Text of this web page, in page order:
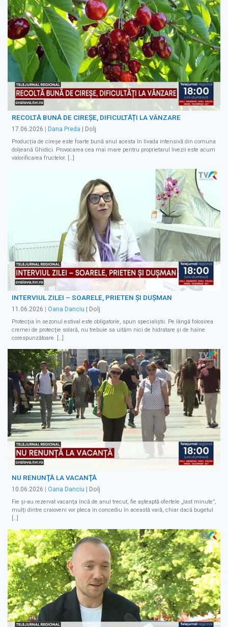
RECOLTĂ BUNĂ DE CIREȘE, DIFICULTĂȚI LA VÂNZARE
17.06.2026 Dana Preda | Dolj
Producția de cireșe este foarte bună anul acesta în livada intensivă din comuna
doljeană Ghidici. Provocarea cea mai mare pentru proprietarul livezii este acum
valorificarea fructelor. […]
INTERVIUL ZILEI – SOARELE, PRIETEN ȘI DUȘMAN
11.06.2026 Oana Danciu | Dolj
Protecţia în sezonul estival este obligatorie, spun specialiştii. Pe lângă folosirea
cremei de protecţie solară, nu trebuie sa uităm nici de hidratare şi de haine
corespunzătoare. […]
NU RENUNŢĂ LA VACANŢĂ
10.06.2026 Oana Danciu | Dolj
Fie şi-au rezervat vacanţa încă de anul trecut, fie aşteaptă ofertele „last minute”,
mulţi dintre craioveni vor pleca în concediu în această vară, chiar dacă bugetul
[…]